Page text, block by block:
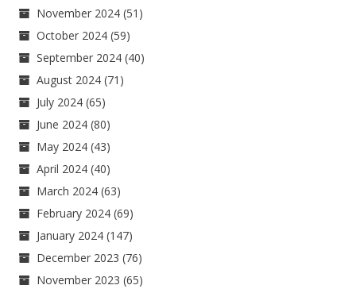
November 2024 (51)
October 2024 (59)
September 2024 (40)
August 2024 (71)
July 2024 (65)
June 2024 (80)
May 2024 (43)
April 2024 (40)
March 2024 (63)
February 2024 (69)
January 2024 (147)
December 2023 (76)
November 2023 (65)